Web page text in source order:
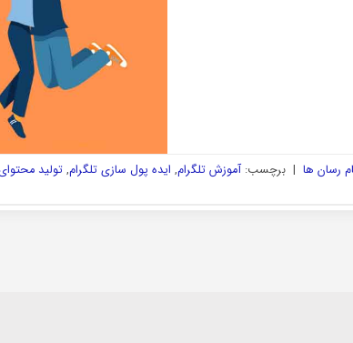
رسان ها | برچسب:آموزش تلگرام, ایده پول سازی تلگرام,تولید